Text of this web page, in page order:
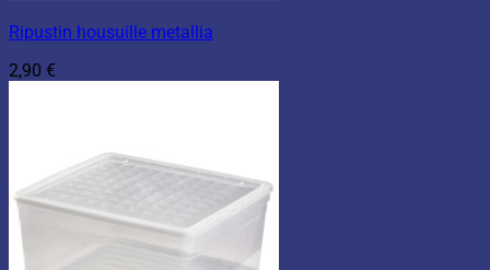
Ripustin housuille metallia
2,90 €